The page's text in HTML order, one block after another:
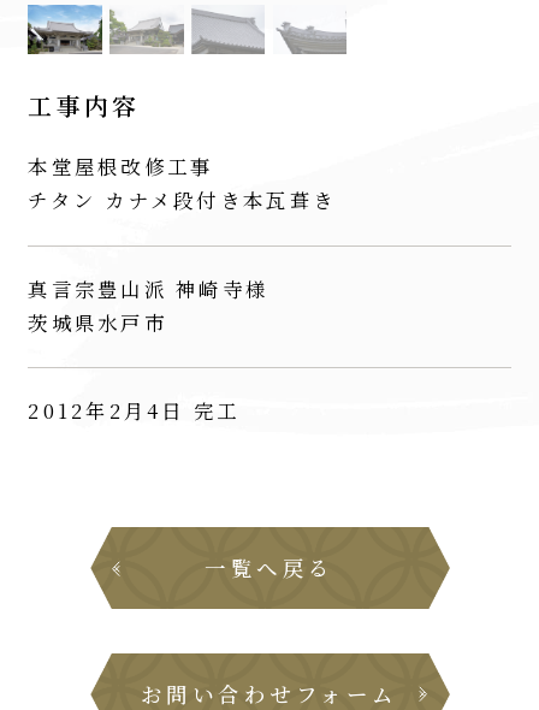
工事内容
本堂屋根改修工事
チタン カナメ段付き本瓦葺き
真言宗豊山派 神崎寺様
茨城県水戸市
2012年2月4日 完工
一覧へ戻る
お問い合わせフォーム